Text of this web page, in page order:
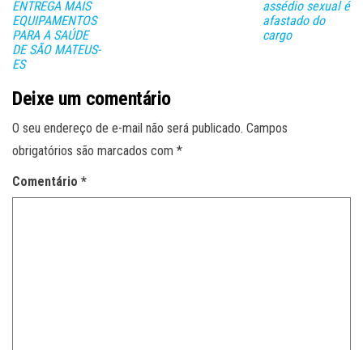
ENTREGA MAIS
EQUIPAMENTOS
PARA A SAÚDE
DE SÃO MATEUS-
ES
assédio sexual é
afastado do
cargo
Deixe um comentário
O seu endereço de e-mail não será publicado. Campos
obrigatórios são marcados com *
Comentário *